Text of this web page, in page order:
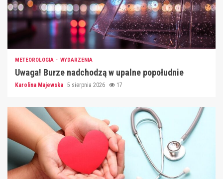
METEOROLOGIA WYDARZENIA
Uwaga! Burze nadchodzą w upalne popołudnie
Karolina Majewska 5 sierpnia 2026 17